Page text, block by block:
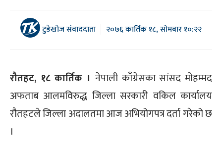
टुडेखोज संवाददाता २०७६ कार्तिक १८, सोमबार १०:२२
रौतहट, १८ कार्तिक । नेपाली काँग्रेसका सांसद मोहम्मद
अफताब आलमविरुद्ध जिल्ला सरकारी वकिल कार्यालय
रौतहटले जिल्ला अदालतमा आज अभियोगपत्र दर्ता गरेको छ
।